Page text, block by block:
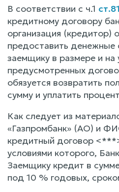
В соответствии с ч.1
кредитному договору
организация (кредитор)
предоставить денежные
заемщику в размере и на
предусмотренных
обязуется возвратить
сумму и уплатить
Как следует из
«Газпромбанк» (АО) и
кредитный договор
условиями которого,
Заемщику кредит в
под 10 % годовых,